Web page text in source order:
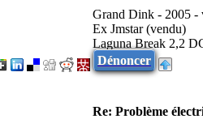
Grand Dink - 2005 -
Ex Jmstar (vendu)
Laguna Break 2,2
Dénoncer
Re: Problème